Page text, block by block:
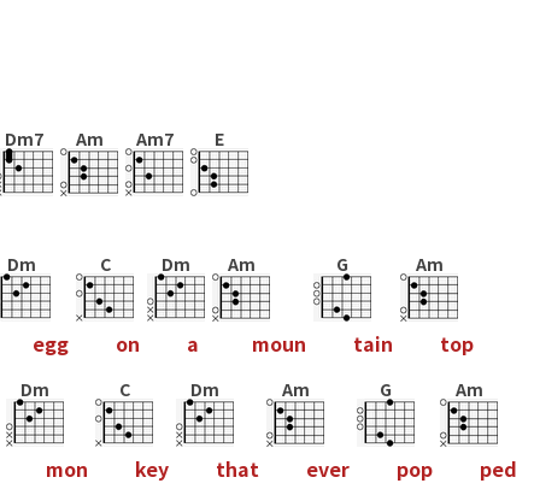
Dm7 Am Am7 E
Dm
egg
C
on
Dm
a
Am
moun
G
tain
Am
top
Dm
mon
C
key
Dm
that
Am
ever
G
pop
Am
ped